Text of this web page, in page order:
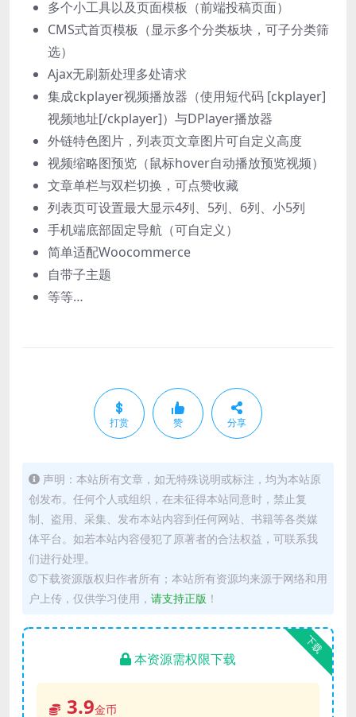
多个小工具以及页面模板（前端投稿页面）
CMS式首页模板（显示多个分类板块，可子分类筛
选）
Ajax无刷新处理多处请求
集成ckplayer视频播放器（使用短代码 [ckplayer]
视频地址[/ckplayer]）与DPlayer播放器
外链特色图片，列表页文章图片可自定义高度
视频缩略图预览（鼠标hover自动播放预览视频）
文章单栏与双栏切换，可点赞收藏
列表页可设置最大显示4列、5列、6列、小5列
手机端底部固定导航（可自定义）
简单适配Woocommerce
自带子主题
等等…
打赏 赞 分享
声明：本站所有文章，如无特殊说明或标注，均为本站原
创发布。任何个人或组织，在未征得本站同意时，禁止复
制、盗用、采集、发布本站内容到任何网站、书籍等各类媒
体平台。如若本站内容侵犯了原著者的合法权益，可联系我
们进行处理。
©下载资源版权归作者所有；本站所有资源均来源于网络和用
户上传，仅供学习使用， 请支持正版 ！
下载
本资源需权限下载
3.9金币